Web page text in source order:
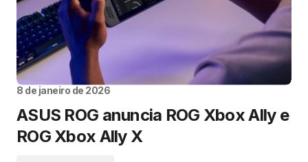
8 de janeiro de 2026
ASUS ROG anuncia ROG Xbox Ally e
ROG Xbox Ally X